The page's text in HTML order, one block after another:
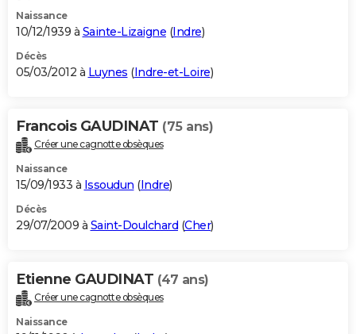
Naissance
10/12/1939 à Sainte-Lizaigne (Indre)
Décès
05/03/2012 à Luynes (Indre-et-Loire)
Francois GAUDINAT (75 ans)
Créer une cagnotte obsèques
Naissance
15/09/1933 à Issoudun (Indre)
Décès
29/07/2009 à Saint-Doulchard (Cher)
Etienne GAUDINAT (47 ans)
Créer une cagnotte obsèques
Naissance